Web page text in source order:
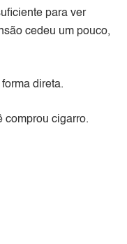
para ver
cedeu um pouco,
direta.
comprou cigarro.